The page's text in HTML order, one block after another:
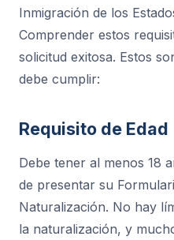
Inmigración de los
Comprender estos
solicitud exitosa. Estos
debe cumplir:
Requisito de Edad
Debe tener al menos 18
de presentar su
Naturalización. No hay
la naturalización, y